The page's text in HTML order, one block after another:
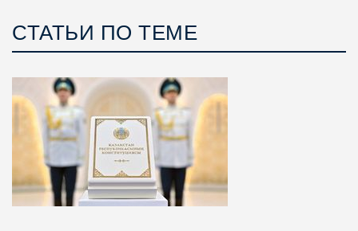
СТАТЬИ ПО ТЕМЕ